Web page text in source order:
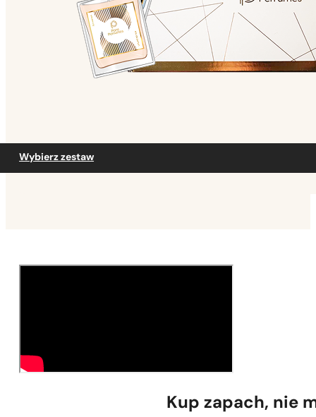
Wybierz zestaw
Kup zapach, nie